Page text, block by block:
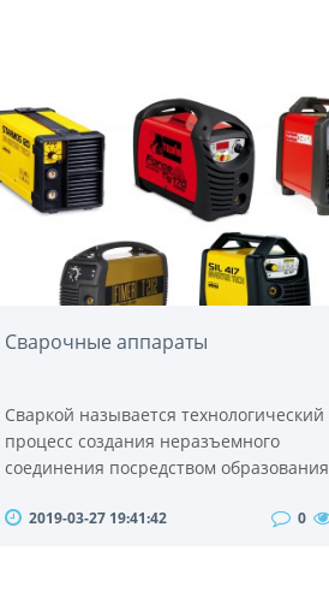
Сварочные аппараты
Сваркой называется технологический
процесс создания неразъемного
соединения посредством образования
между свариваемыми фрагментами
2019-03-27 19:41:42 0